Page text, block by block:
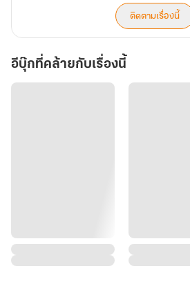
ติดตามเรื่องนี้
อีบุ๊กที่คล้ายกับเรื่องนี้